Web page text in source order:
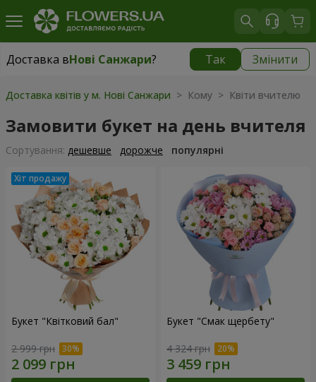
Доставка вНові Санжари? Так Змінити
Доставка вНові Санжари|537 грн
Доставка квітів у м. Нові Санжари > Кому > Квіти вчителю
Замовити букет на день вчителя
Сортування: дешевше дорожче популярні
Букет "Квітковий бал"
2 999 грн
Букет "Смак щербету"
4 324 грн